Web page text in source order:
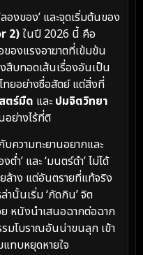
งของ’ และจุดเริ่มต้นของ
2)ในปี 2026 นี้ คือ
องแรงอาฆาตที่เข้มข้น
สืบทอดเส้นเรื่องอันเป็น
ยอย่างซื่อสัตย์ แต่สิ่งที่
ตร์มืด และปมจิตวิทยา
ย่างไร้ที่ติ
ความทะยานอยากและ
’ และ ‘มนตร์ดำ’ ไม่ได้
ล้าง แต่อันตรายที่แท้จริง
นั้นเริ่ม ‘กัดกิน’ จิต
นังนำเสนอฉากต่อฉาก
มโบราณอันน่าขนลุก เข้า
ทบหยุดหายใจ